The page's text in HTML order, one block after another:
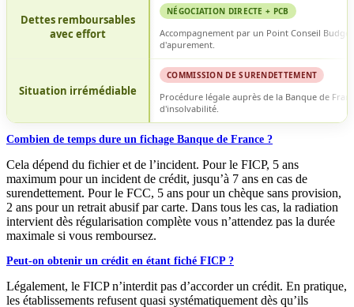
Dettes remboursables
avec effort
NÉGOCIATION DIRECTE + PCB
Accompagnement par un Point Conseil
d'apurement.
Situation irrémédiable
COMMISSION DE SURENDETTEMENT
Procédure légale auprès de la Banque de
d'insolvabilité.
Combien de temps dure un fichage Banque de France ?
Cela dépend du fichier et de l’incident. Pour le FICP, 5 ans
maximum pour un incident de crédit, jusqu’à 7 ans en cas de
surendettement. Pour le FCC, 5 ans pour un chèque sans provision,
2 ans pour un retrait abusif par carte. Dans tous les cas, la radiation
intervient dès régularisation complète vous n’attendez pas la durée
maximale si vous remboursez.
Peut-on obtenir un crédit en étant fiché FICP ?
Légalement, le FICP n’interdit pas d’accorder un crédit. En pratique,
les établissements refusent quasi systématiquement dès qu’ils